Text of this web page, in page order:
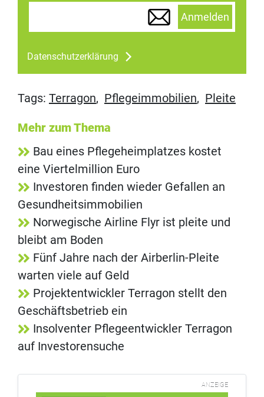
Anmelden
Datenschutzerklärung
Tags: Terragon, Pflegeimmobilien, Pleite
Mehr zum Thema
Bau eines Pflegeheimplatzes kostet
eine Viertelmillion Euro
Investoren finden wieder Gefallen an
Gesundheitsimmobilien
Norwegische Airline Flyr ist pleite und
bleibt am Boden
Fünf Jahre nach der Airberlin-Pleite
warten viele auf Geld
Projektentwickler Terragon stellt den
Geschäftsbetrieb ein
Insolventer Pflegeentwickler Terragon
auf Investorensuche
ANZEIGE